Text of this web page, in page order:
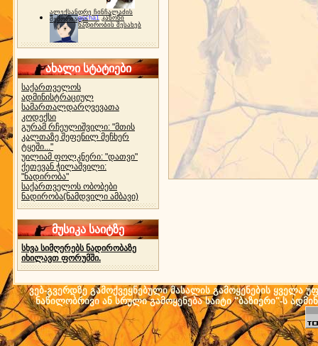
ალექსანდრე ჩინჩალაძის
მემორიალიgocha1 კანონი
ნადირობის შესახებ
ახალი სტატიები
საქართველოს
ადმინისტრაციულ
სამართალდარღვევათა
კოდექსი
გურამ რჩეულიშვილი: "მთის
კალთაზე შეფენილ მეჩხერ
ტყეში..."
უილიამ ფოლკნერი: "დათვი"
ქეთევან ჭილაშვილი:
"ნადირობა"
საქართველოს ობობები
ნადირობა(ნამდვილი ამბავი)
მუსიკა საიტზე
სხვა სიმღერებს ნადირობაზე
იხილავთ ფორუმში.
ვებ-გვერდზე გამოქვეყნებული მასალის გამოყენების ყველა
ნაწილობრივი ან სრული გამოყენება საიტი "ბაზიერი"-ს